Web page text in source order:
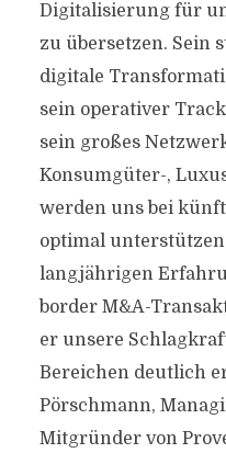
Digitalisierung für
zu übersetzen. Sein
digitale
sein operativer
sein großes
Konsumgüter-,
werden uns bei
optimal
langjährigen
border M&A-
er unsere
Bereichen deutlich
Pörschmann,
Mitgründer von